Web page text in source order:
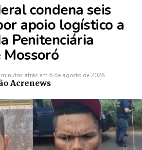
condena seis
apoio logístico a
Penitenciária
Mossoró
minutos atrás em 6 de agosto de 2026
Acrenews